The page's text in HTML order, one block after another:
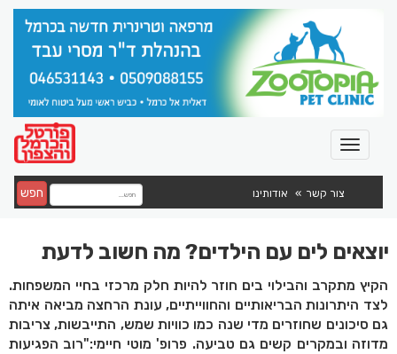
צור קשר אודותינו חפש
יוצאים לים עם הילדים? מה חשוב לדעת
הקיץ מתקרב והבילוי בים חוזר להיות חלק מרכזי בחיי המשפחות.
לצד היתרונות הבריאותיים והחווייתיים, עונת הרחצה מביאה איתה
גם סיכונים שחוזרים מדי שנה כמו כוויות שמש, התייבשות, צריבות
מדוזה ובמקרים קשים גם טביעה. פרופ' מוטי חיימי:"רוב הפגיעות